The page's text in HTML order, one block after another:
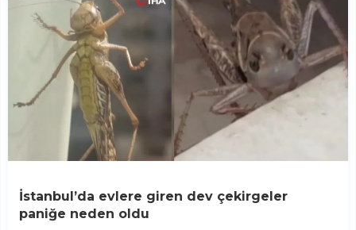
İstanbul’da evlere giren dev çekirgeler
paniğe neden oldu